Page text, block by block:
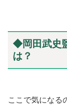
◆岡田武史
は？
ここで気になる